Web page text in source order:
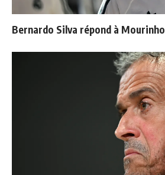
Bernardo Silva répond à Mourinho